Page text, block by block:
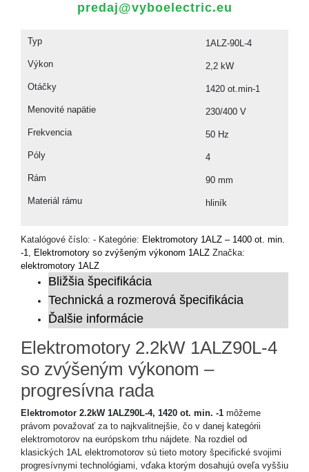
predaj@vyboelectric.eu
Typ
1ALZ-90L-4
Výkon
2,2 kW
Otáčky
1420 ot.min-1
Menovité napätie
230/400 V
Frekvencia
50 Hz
Póly
4
Rám
90 mm
Materiál rámu
hliník
Katalógové číslo: - Kategórie: Elektromotory 1ALZ – 1400 ot. min.
-1, Elektromotory so zvýšeným výkonom 1ALZ Značka:
elektromotory 1ALZ
Bližšia špecifikácia
Technická a rozmerová špecifikácia
Ďalšie informácie
Elektromotory 2.2kW 1ALZ90L-4
so zvýšeným výkonom –
progresívna rada
Elektromotor 2.2kW 1ALZ90L-4, 1420 ot. min. -1 môžeme
právom považovať za to najkvalitnejšie, čo v danej kategórii
elektromotorov na európskom trhu nájdete. Na rozdiel od
klasických 1AL elektromotorov sú tieto motory špecifické svojimi
progresívnymi technológiami, vďaka ktorým dosahujú oveľa vyššiu